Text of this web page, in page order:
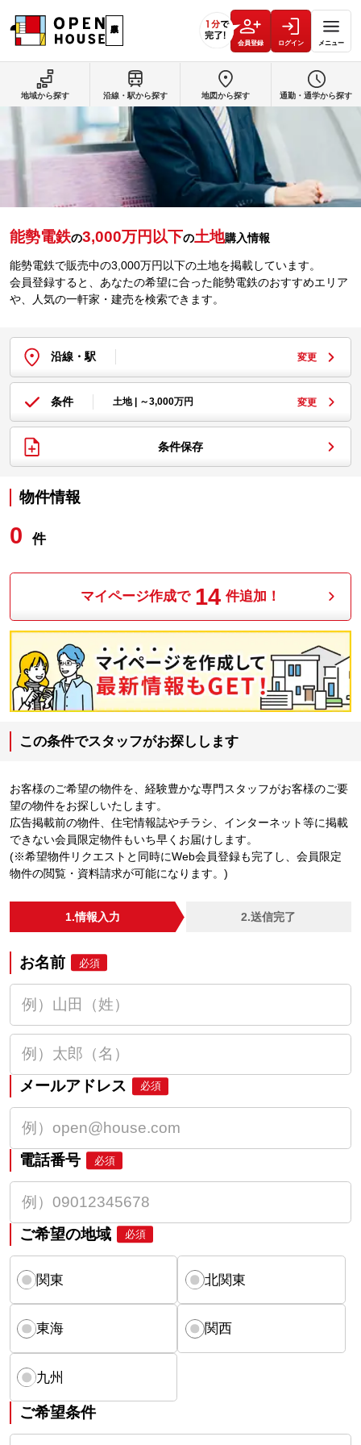
会員登録 ログイン メニュー
能勢電鉄の3,000万円以下の土地購入情報
能勢電鉄で販売中の3,000万円以下の土地を掲載しています。
会員登録すると、あなたの希望に合った能勢電鉄のおすすめエリア
や、人気の一軒家・建売を検索できます。
沿線・駅 変更
条件 土地 | ～3,000万円 変更
条件保存
物件情報
0 件
マイページ作成で 14 件追加！
この条件でスタッフがお探しします
お客様のご希望の物件を、経験豊かな専門スタッフがお客様のご要
望の物件をお探しいたします。
広告掲載前の物件、住宅情報誌やチラシ、インターネット等に掲載
できない会員限定物件もいち早くお届けします。
(※希望物件リクエストと同時にWeb会員登録も完了し、会員限定
物件の閲覧・資料請求が可能になります。)
1.情報入力 2.送信完了
お名前 必須
メールアドレス 必須
電話番号 必須
ご希望の地域 必須
関東 北関東
東海 関西
九州
ご希望条件
地域から探す 沿線・駅から探す 地図から探す 通勤・通学から探す